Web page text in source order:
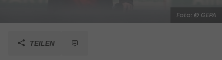
Foto: © GEPA
TEILEN